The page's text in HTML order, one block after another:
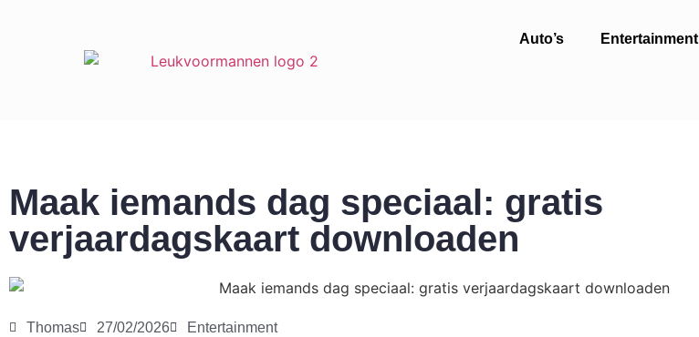
Auto’s Entertainment
Maak iemands dag speciaal: gratis
verjaardagskaart downloaden
Thomas 27/02/2026 Entertainment